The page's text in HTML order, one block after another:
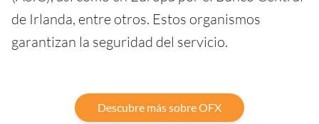
de Irlanda, entre otros. Estos organismos
garantizan la seguridad del servicio.
Descubre más sobre OFX